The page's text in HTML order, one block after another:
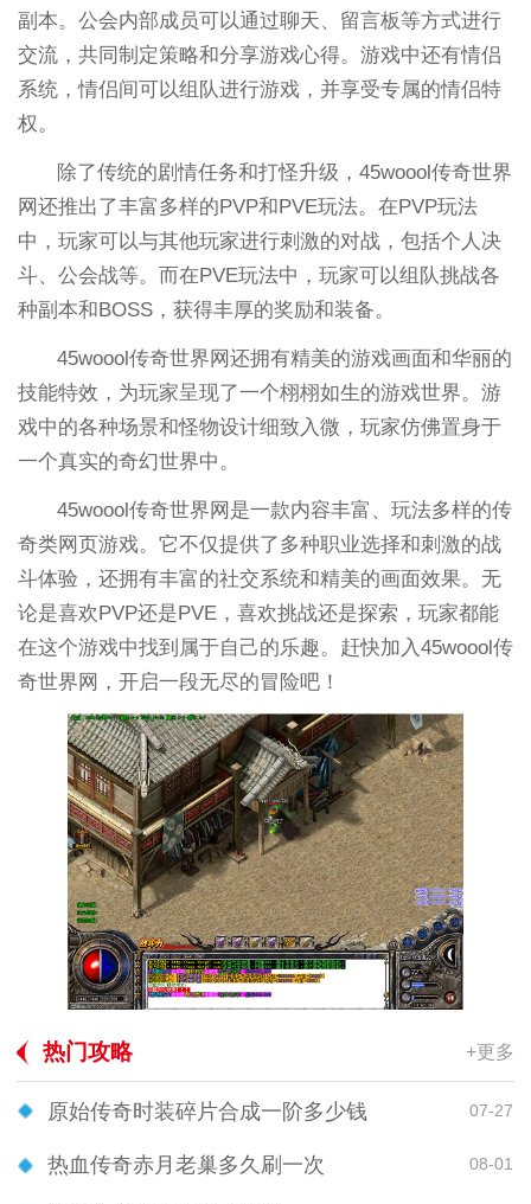
副本。公会内部成员可以通过聊天、留言板等方式进行
交流，共同制定策略和分享游戏心得。游戏中还有情侣
系统，情侣间可以组队进行游戏，并享受专属的情侣特
权。
除了传统的剧情任务和打怪升级，45woool传奇世界
网还推出了丰富多样的PVP和PVE玩法。在PVP玩法
中，玩家可以与其他玩家进行刺激的对战，包括个人决
斗、公会战等。而在PVE玩法中，玩家可以组队挑战各
种副本和BOSS，获得丰厚的奖励和装备。
45woool传奇世界网还拥有精美的游戏画面和华丽的
技能特效，为玩家呈现了一个栩栩如生的游戏世界。游
戏中的各种场景和怪物设计细致入微，玩家仿佛置身于
一个真实的奇幻世界中。
45woool传奇世界网是一款内容丰富、玩法多样的传
奇类网页游戏。它不仅提供了多种职业选择和刺激的战
斗体验，还拥有丰富的社交系统和精美的画面效果。无
论是喜欢PVP还是PVE，喜欢挑战还是探索，玩家都能
在这个游戏中找到属于自己的乐趣。赶快加入45woool传
奇世界网，开启一段无尽的冒险吧！
热门攻略 +更多
原始传奇时装碎片合成一阶多少钱 07-27
热血传奇赤月老巢多久刷一次 08-01